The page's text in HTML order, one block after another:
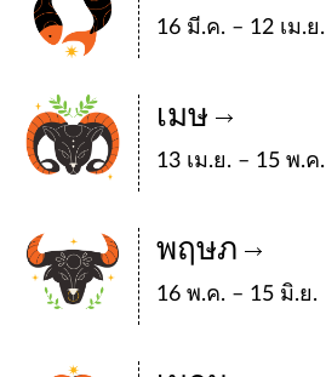
16 มี.ค. – 12 เม.ย.
เมษ
13 เม.ย. – 15 พ.ค.
พฤษภ
16 พ.ค. – 15 มิ.ย.